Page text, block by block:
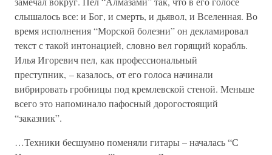
слышалось все: и Бог, и смерть, и дьявол, и Вселенная. Во
время исполнения “Морской болезни” он декламировал
текст с такой интонацией, словно вел горящий корабль.
Илья Игоревич пел, как профессиональный
преступник, – казалось, от его голоса начинали
вибрировать гробницы под кремлевской стеной. Меньше
всего это напоминало пафосный дорогостоящий
“заказник”.
…Техники бесшумно поменяли гитары – началась “С